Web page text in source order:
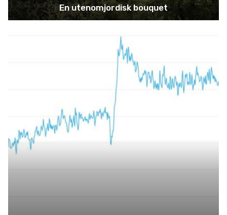
En utenomjordisk bouquet